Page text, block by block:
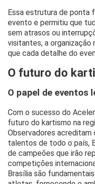
Essa estrutura de ponta
evento e permitiu que
sem atrasos ou
visitantes, a
que cada detalhe do
O futuro do
O papel de eventos
Com o sucesso do
futuro do kartismo na
Observadores acreditam
talentos de todo o país,
de campeões que irão
competições
Brasília são